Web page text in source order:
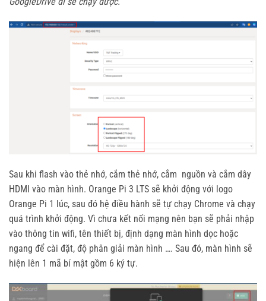
Sau khi flash vào thẻ nhớ, cắm thẻ nhớ, cắm nguồn và cắm dây
HDMI vào màn hình. Orange Pi 3 LTS sẽ khởi động với logo
Orange Pi 1 lúc, sau đó hệ điều hành sẽ tự chạy Chrome và chạy
quá trình khởi động. Vì chưa kết nối mạng nên bạn sẽ phải nhập
vào thông tin wifi, tên thiết bị, định dạng màn hình dọc hoặc
ngang để cài đặt, độ phân giải màn hình …. Sau đó, màn hình sẽ
hiện lên 1 mã bí mật gồm 6 ký tự.